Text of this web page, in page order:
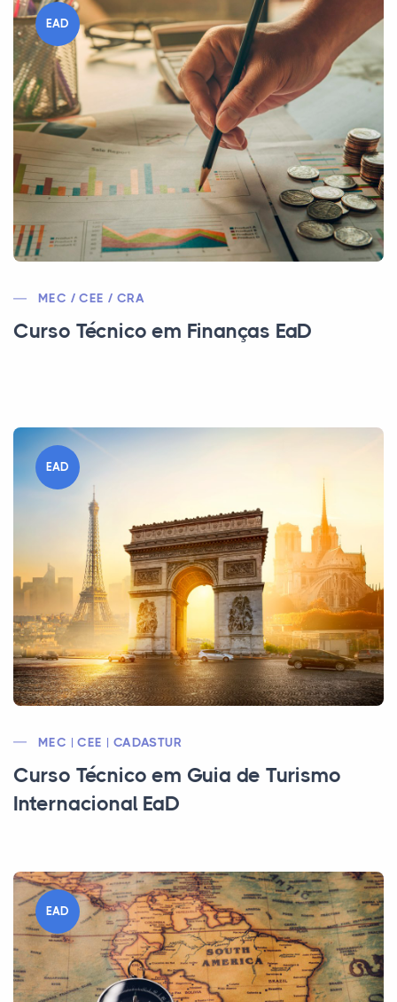
EAD
MEC / CEE / CRA
Curso Técnico em Finanças EaD
EAD
MEC | CEE | CADASTUR
Curso Técnico em Guia de Turismo
Internacional EaD
EAD